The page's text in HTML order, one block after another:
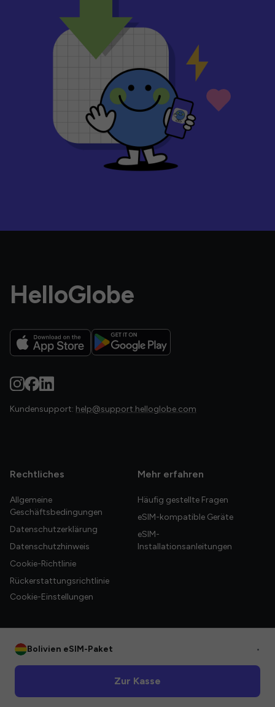
HelloGlobe
Kundensupport: help@support.helloglobe.com
Rechtliches
Allgemeine
Geschäftsbedingungen
Datenschutzerklärung
Datenschutzhinweis
Cookie-Richtlinie
Rückerstattungsrichtlinie
Cookie-Einstellungen
Mehr erfahren
Häufig gestellte Fragen
eSIM-kompatible Geräte
eSIM-
Installationsanleitungen
Bolivien eSIM-Paket •
Zur Kasse